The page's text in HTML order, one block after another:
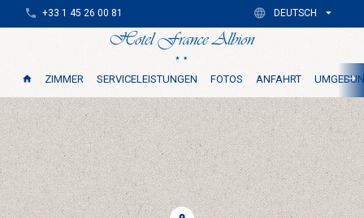
ZIMMER SERVICELEISTUNGEN FOTOS ANFAHRT
+33 1 45 26 00 81 DEUTSCH